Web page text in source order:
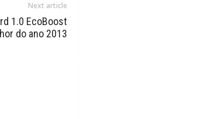
Next article
1.0 EcoBoost
do ano 2013